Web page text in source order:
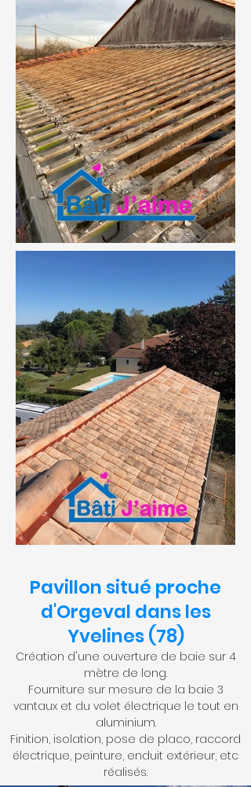
Pavillon situé proche
d'Orgeval dans les
Yvelines (78)
Création d'une ouverture de baie sur 4
mètre de long.
Fourniture sur mesure de la baie 3
vantaux et du volet électrique le tout en
aluminium.
Finition, isolation, pose de placo, raccord
électrique, peinture, enduit extérieur, etc
réalisés.